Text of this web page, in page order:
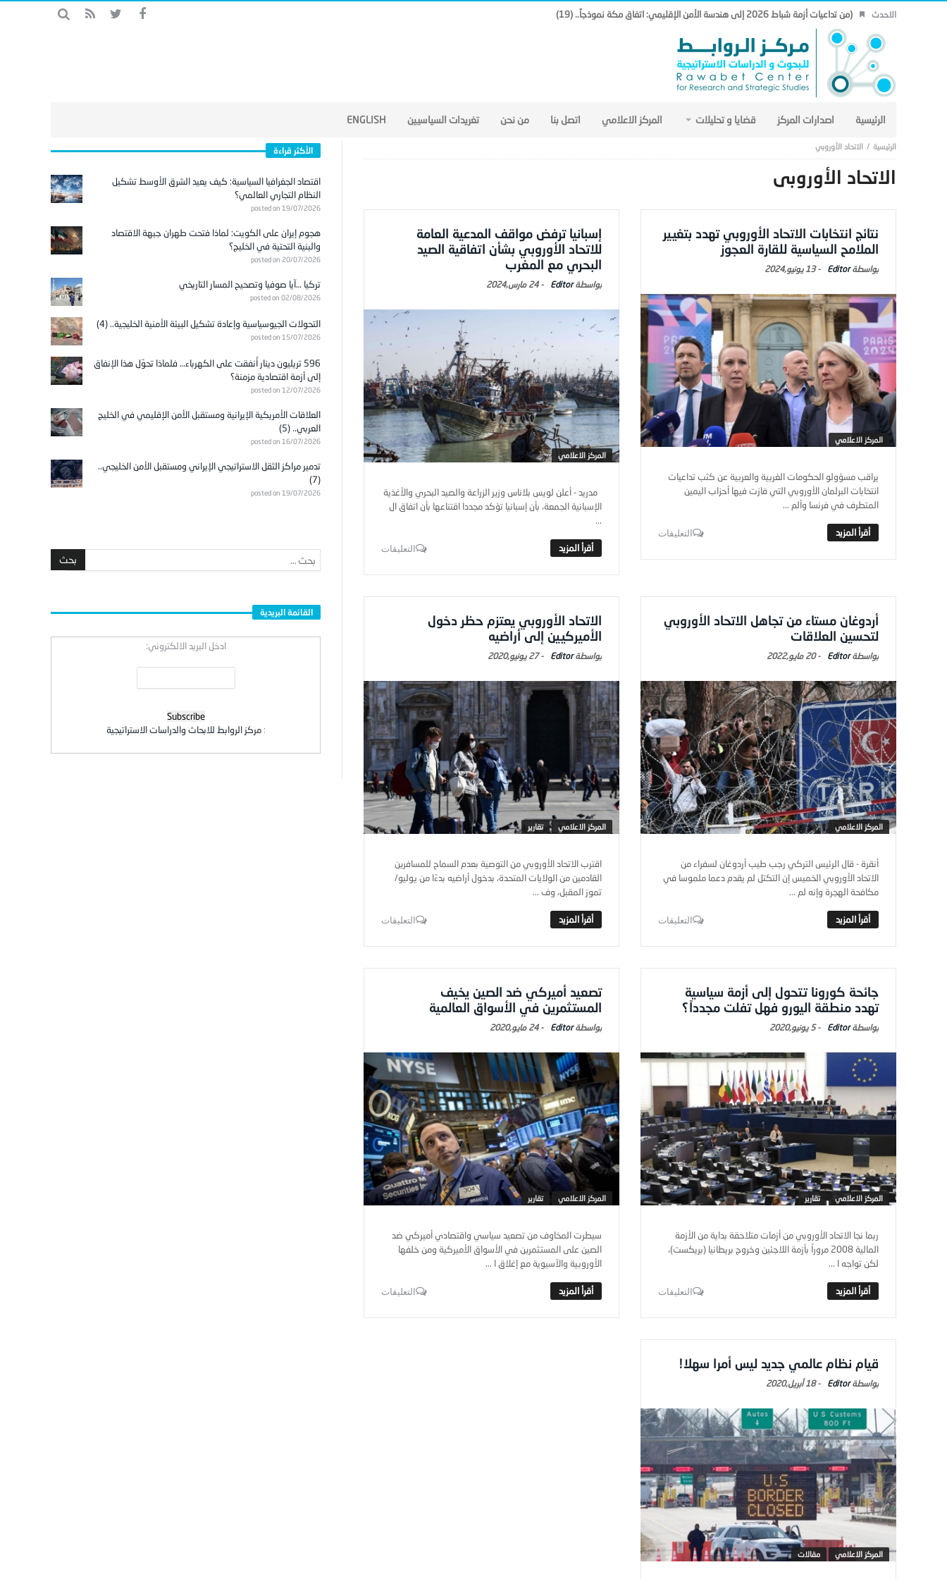
الاحدث (من تداعيات أزمة شباط 2026 إلى هندسة الأمن الإقليمي: اتفاق مكة نموذجاً.. (19)
الرئيسية اصدارات المركز قضايا و تحليلات المركز الاعلامي اتصل بنا من نحن تغريدات السياسيين ENGLISH
الاتحاد الأوروبي
الاتحاد الأوروبي
نتائج انتخابات الاتحاد الأوروبي تهدد بتغيير
الملامح السياسية للقارة العجوز
Editor
-13 يونيو,2024
المركز الاعلامي
يراقب مسؤولو الحكومات الغربية والعربية عن كثب تداعيات
انتخابات البرلمان الأوروبي التي فازت فيها أحزاب اليمين
المتطرف في فرنسا وألم ...
التعليقات
إسبانيا ترفض مواقف المدعية العامة
للاتحاد الأوروبي بشأن اتفاقية الصيد
البحري مع المغرب
Editor
-24 مارس,2024
المركز الاعلامي
مدريد - أعلن لويس بلاناس وزير الزراعة والصيد البحري والأغذية
الإسبانية الجمعة، بأن إسبانيا تؤكد مجددا اقتناعها بأن اتفاق ال
...
التعليقات
أردوغان مستاء من تجاهل الاتحاد الأوروبي
لتحسين العلاقات
Editor
-20 مايو,2022
المركز الاعلامي
أنقرة - قال الرئيس التركي رجب طيب أردوغان لسفراء من
الاتحاد الأوروبي الخميس إن التكتل لم يقدم دعما ملموسا في
مكافحة الهجرة وإنه لم ...
التعليقات
الاتحاد الأوروبي يعتزم حظر دخول
الأميركيين إلى أراضيه
Editor
-27 يونيو,2020
المركز الاعلامي تقارير
اقترب الاتحاد الأوروبي من التوصية بعدم السماح للمسافرين
القادمين من الولايات المتحدة، بدخول أراضيه بدءًا من يوليو/
تموز المقبل، وف ...
التعليقات
جائحة كورونا تتحول إلى أزمة سياسية
تهدد منطقة اليورو فهل تفلت مجدداً؟
Editor
-5 يونيو,2020
المركز الاعلامي تقارير
ربما نجا الاتحاد الأوروبي من أزمات متلاحقة بداية من الأزمة
المالية 2008 مروراً بأزمة اللاجئين وخروج بريطانيا (بريكست)،
لكن تواجه ا ...
التعليقات
تصعيد أميركي ضد الصين يخيف
المستثمرين في الأسواق العالمية
Editor
-24 مايو,2020
المركز الاعلامي تقارير
سيطرت المخاوف من تصعيد سياسي واقتصادي أميركي ضد
الصين على المستثمرين في الأسواق الأميركية ومن خلفها
الأوروبية والآسيوية مع إغلاق ا ...
التعليقات
قيام نظام عالمي جديد ليس أمرا سهلا!
Editor
-18 أبريل,2020
المركز الاعلامي مقالات
الأكثر قراءة
اقتصاد الجغرافيا السياسية: كيف يعيد الشرق الأوسط تشكيل
النظام التجاري العالمي؟
posted on 19/07/2026
هجوم إيران على الكويت: لماذا فتحت طهران جبهة الاقتصاد
والبنية التحتية في الخليج؟
posted on 20/07/2026
تركيا …آيا صوفيا وتصحيح المسار التاريخي
posted on 02/08/2026
التحولات الجيوسياسية وإعادة تشكيل البيئة الأمنية الخليجية.. (4)
posted on 15/07/2026
596 تريليون دينار أُنفقت على الكهرباء… فلماذا تحوّل هذا الإنفاق
إلى أزمة اقتصادية مزمنة؟
posted on 12/07/2026
العلاقات الأمريكية الإيرانية ومستقبل الأمن الإقليمي في الخليج
العربي.. (5)
posted on 16/07/2026
تدمير مراكز الثقل الاستراتيجي الإيراني ومستقبل الأمن الخليجي..
(7)
posted on 19/07/2026
القائمة البريدية
ادخل البريد الالكتروني:
:مركز الروابط للابحاث والدراسات الاستراتيجية